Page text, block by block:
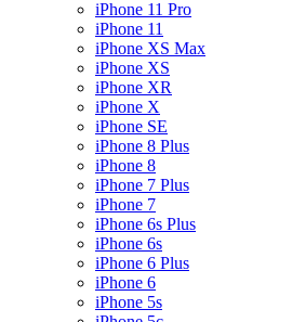
iPhone 11 Pro
iPhone 11
iPhone XS Max
iPhone XS
iPhone XR
iPhone X
iPhone SE
iPhone 8 Plus
iPhone 8
iPhone 7 Plus
iPhone 7
iPhone 6s Plus
iPhone 6s
iPhone 6 Plus
iPhone 6
iPhone 5s